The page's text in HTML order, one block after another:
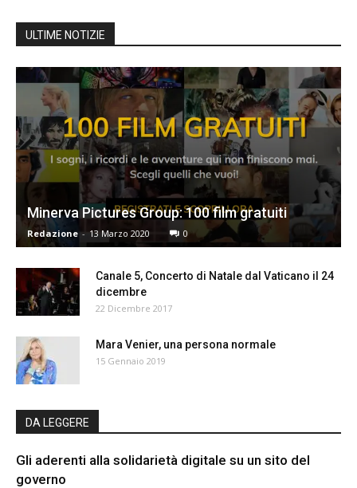
ULTIME NOTIZIE
Minerva Pictures Group: 100 film gratuiti
Redazione - 13 Marzo 2020 0
Canale 5, Concerto di Natale dal Vaticano il 24
dicembre
22 Dicembre 2017
Mara Venier, una persona normale
15 Gennaio 2019
DA LEGGERE
Gli aderenti alla solidarietà digitale su un sito del
governo